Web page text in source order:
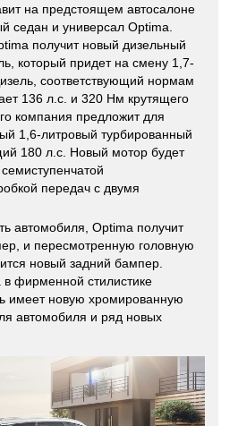
на предстоящем автосалоне
седан и универсал Optima.
получит новый дизельный
который придет на смену 1,7-
соответствующий нормам
136 л.с. и 320 Нм крутящего
компания предложит для
1,6-литровый турбированный
180 л.с. Новый мотор будет
передач с двумя
автомобиля, Optima получит
и пересмотренную головную
новый задний бампер.
фирменной стилистике
имеет новую хромированную
автомобиля и ряд новых